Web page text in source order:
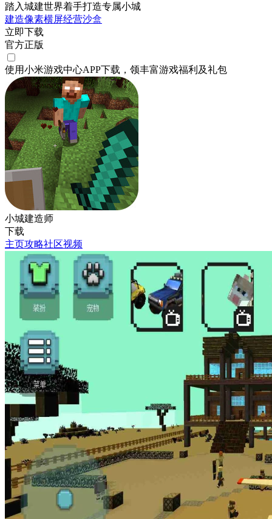
踏入城建世界着手打造专属小城
建造像素横屏经营沙盒
立即下载
官方正版
使用小米游戏中心APP下载 ，领丰富游戏福利 及礼包
小城建造师
下载
主页攻略社区视频